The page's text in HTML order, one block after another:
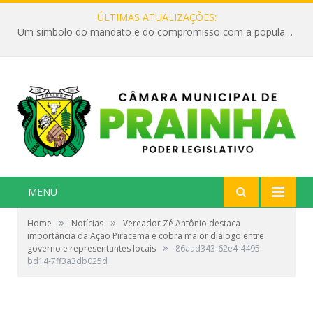
ÚLTIMAS ATUALIZAÇÕES:
Um símbolo do mandato e do compromisso com a população
MENU
Home » Notícias »
Vereador Zé Antônio destaca
importância da Ação Piracema e cobra maior diálogo entre
governo e representantes locais »
86aad343-62e4-4495-
bd14-7ff3a3db025d